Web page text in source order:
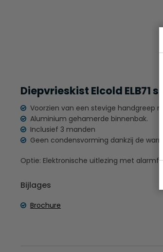
Diepvrieskist Elcold ELB71
Voorzien van een stevige handgreep
Aluminium gehamerde binnenbak.
Inclusief 3 manden
Geen condensvorming dankzij de
Optie: Elektronische uitlezing met
Bijlages
Brochure